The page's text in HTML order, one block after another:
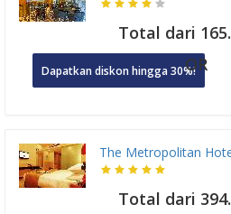
Total dari
Dapatkan diskon hingga 30%!OR
The Metropolitan
Total dari